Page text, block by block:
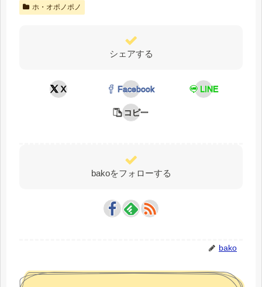
ホ・オポノポノ
シェアする
X Facebook LINE
コピー
bakoをフォローする
bako